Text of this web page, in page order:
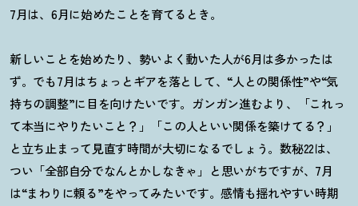
7月は、6月に始めたことを育てるとき。
新しいことを始めたり、勢いよく動いた人が6月は多かったは
ず。でも7月はちょっとギアを落として、“人との関係性”や“気
持ちの調整”に目を向けたいです。ガンガン進むより、「これっ
て本当にやりたいこと ？ 」「この人といい関係を築けてる？ 」
と立ち止まって見直す時間が大切になるでしょう。数秘22は、
つい「全部自分でなんとかしなきゃ」と思いがちですが、 7月
は“まわりに頼る”をやってみたいです。感情も揺れやすい時期